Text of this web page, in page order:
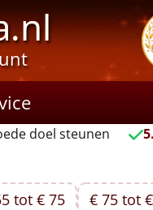
doel steunen
tot € 75 € 75 tot